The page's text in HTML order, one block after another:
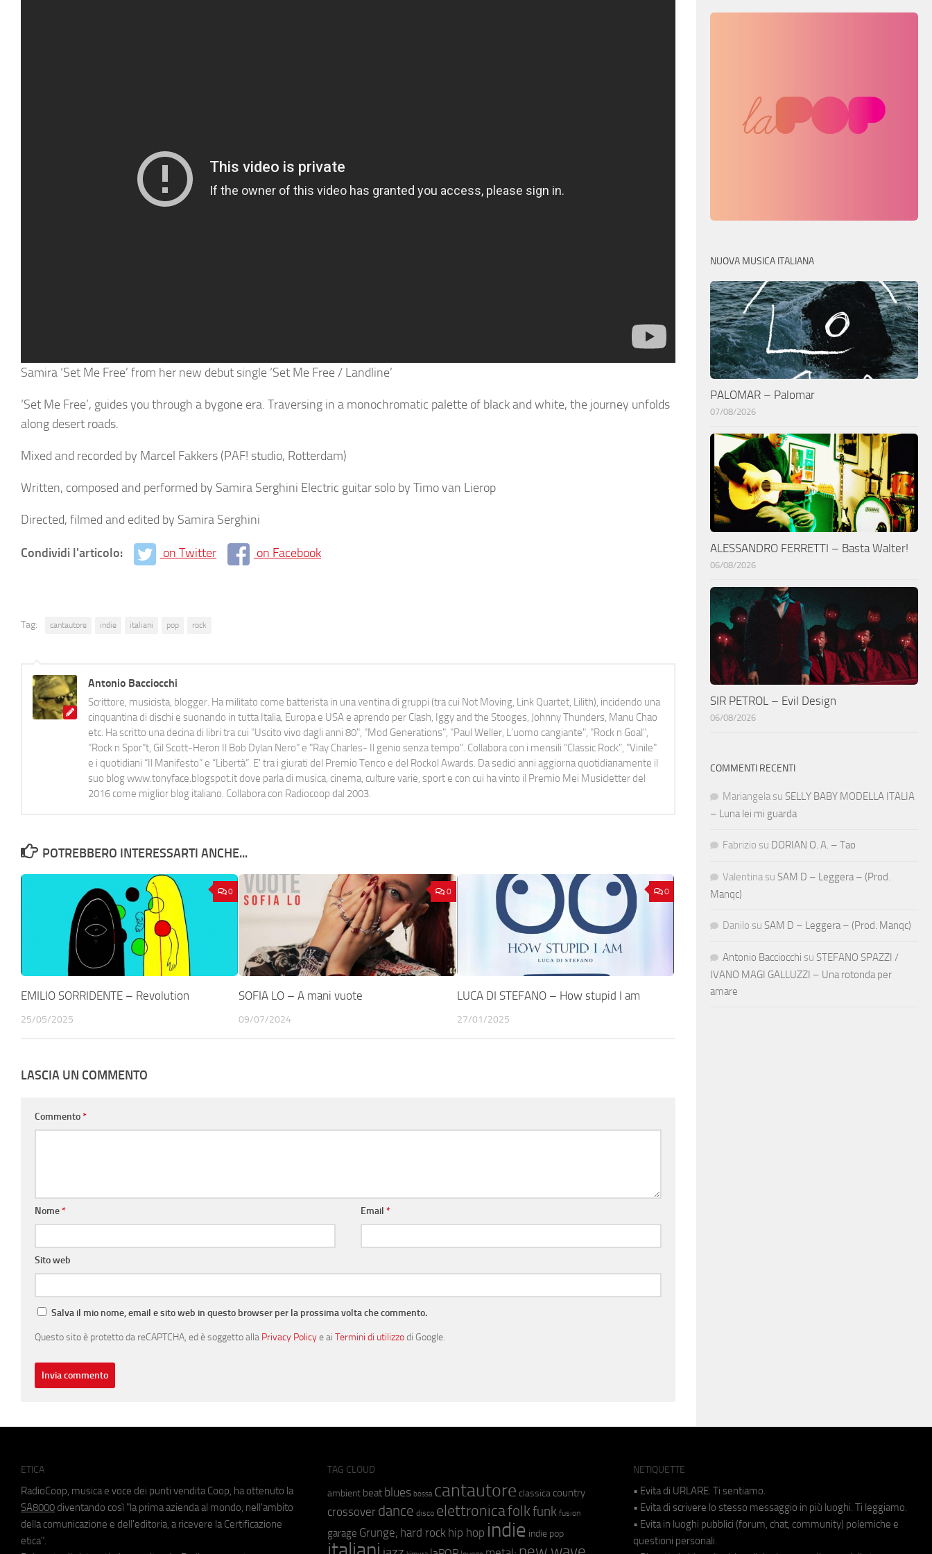
Samira ‘Set Me Free’ from her new debut single ‘Set Me Free / Landline’
‘Set Me Free’, guides you through a bygone era. Traversing in a monochromatic palette of black and white, the journey unfolds
along desert roads.
Mixed and recorded by Marcel Fakkers (PAF! studio, Rotterdam)
Written, composed and performed by Samira Serghini Electric guitar solo by Timo van Lierop
Directed, filmed and edited by Samira Serghini
Condividi l'articolo: on Twitter on Facebook
Tag: cantautore indie italiani pop rock
Antonio Bacciocchi
Scrittore, musicista, blogger. Ha militato come batterista in una ventina di gruppi (tra cui Not Moving, Link Quartet, Lilith), incidendo una
cinquantina di dischi e suonando in tutta Italia, Europa e USA e aprendo per Clash, Iggy and the Stooges, Johnny Thunders, Manu Chao
etc. Ha scritto una decina di libri tra cui "Uscito vivo dagli anni 80", "Mod Generations", "Paul Weller, L’uomo cangiante", "Rock n Goal",
"Rock n Spor"t, Gil Scott-Heron Il Bob Dylan Nero" e "Ray Charles- Il genio senza tempo". Collabora con i mensili “Classic Rock”, "Vinile"
e i quotidiani “Il Manifesto” e “Libertà”. E' tra i giurati del Premio Tenco e del Rockol Awards. Da sedici anni aggiorna quotidianamente il
suo blog www.tonyface.blogspot.it dove parla di musica, cinema, culture varie, sport e con cui ha vinto il Premio Mei Musicletter del
2016 come miglior blog italiano. Collabora con Radiocoop dal 2003.
POTREBBERO INTERESSARTI ANCHE...
0
EMILIO SORRIDENTE – Revolution
25/05/2025
0
SOFIA LO – A mani vuote
09/07/2024
0
LUCA DI STEFANO – How stupid I am
27/01/2025
LASCIA UN COMMENTO
Commento*
Nome* Email*
Sito web
Salva il mio nome, email e sito web in questo browser per la prossima volta che commento.
Questo sito è protetto da reCAPTCHA, ed è soggetto alla Privacy Policye ai Termini di utilizzodi Google.
NUOVA MUSICA ITALIANA
PALOMAR – Palomar
07/08/2026
ALESSANDRO FERRETTI – Basta Walter!
06/08/2026
SIR PETROL – Evil Design
06/08/2026
COMMENTI RECENTI
Mariangela su SELLY BABY MODELLA ITALIA
– Luna lei mi guarda
Fabrizio su DORIAN O. A. – Tao
Valentina su SAM D – Leggera – (Prod.
Manqc)
Danilo su SAM D – Leggera – (Prod. Manqc)
Antonio Bacciocchi su STEFANO SPAZZI /
IVANO MAGI GALLUZZI – Una rotonda per
amare
ETICA
RadioCoop, musica e voce dei punti vendita Coop, ha ottenuto la
SA8000 diventando così "la prima azienda al mondo, nell'ambito
della comunicazione e dell'editoria, a ricevere la Certificazione
etica".
TAG CLOUD
ambient beat blues bossa cantautore classica country
crossover dance disco elettronicafolkfunk fusion
garage Grunge; hard rock hip hop indie indie pop
NETIQUETTE
• Evita di URLARE. Ti sentiamo.
• Evita di scrivere lo stesso messaggio in più luoghi. Ti leggiamo.
• Evita in luoghi pubblici (forum, chat, community) polemiche e
questioni personali.